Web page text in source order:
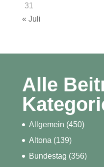
31
« Juli
Alle
Allgemein (450)
Altona (139)
Bundestag (356)